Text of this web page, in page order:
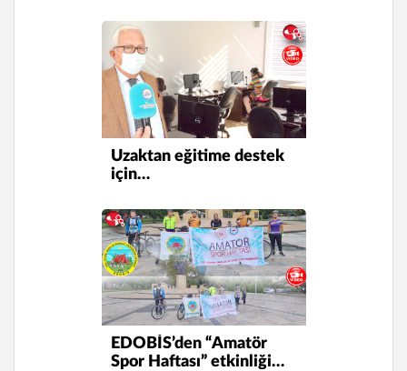
Uzaktan eğitime destek
için…
EDOBİS’den “Amatör
Spor Haftası” etkinliği…